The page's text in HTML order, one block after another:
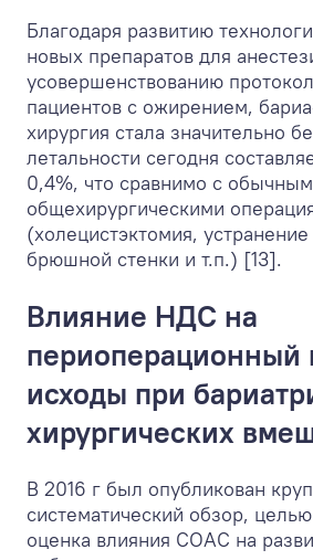
Благодаря развитию
новых препаратов для
усовершенствованию
пациентов с ожирением,
хирургия стала значительно
летальности сегодня
0,4%, что сравнимо с
общехирургическими
(холецистэктомия,
брюшной стенки и т.п.) [13].
Влияние НДС на
периоперационный
исходы при
хирургических
В 2016 г был опубликован
систематический обзор,
оценка влияния СОАС на